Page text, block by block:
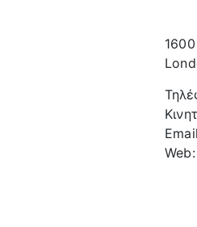
Web: